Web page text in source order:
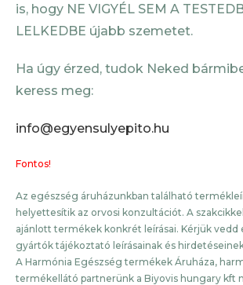
is, hogy NE VIGYÉL SEM A
LELKEDBE újabb szemetet.
Ha úgy érzed, tudok Neked
keress meg:
info@egyensulyepito.hu
Fontos!
Az egészség áruházunkban található
helyettesítik az orvosi konzultációt. A
ajánlott termékek konkrét leírásai. Kérjük vedd
gyártók tájékoztató leírásainak és
A Harmónia Egészség termékek Áruháza,
termékellátó partnerünk a Biyovis hungary kft